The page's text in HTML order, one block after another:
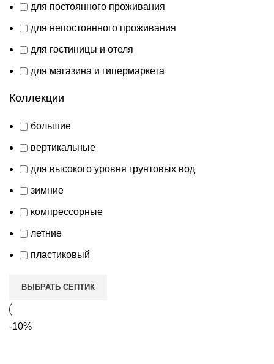
для постоянного проживания
для непостоянного проживания
для гостиницы и отеля
для магазина и гипермаркета
Коллекции
большие
вертикальные
для высокого уровня грунтовых вод
зимние
компрессорные
летние
пластиковый
ВЫБРАТЬ СЕПТИК
-10%